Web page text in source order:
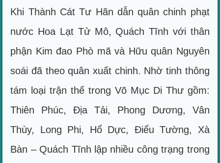
Khi Thành Cát Tư Hãn dẫn quân chinh phạt
nước Hoa Lạt Tử Mô, Quách Tĩnh với thân
phận Kim đao Phò mã và Hữu quân Nguyên
soái đã theo quân xuất chinh. Nhờ tinh thông
tám loại trận thế trong Võ Mục Di Thư gồm:
Thiên Phúc, Địa Tải, Phong Dương, Vân
Thùy, Long Phi, Hổ Dực, Điểu Tường, Xà
Bàn – Quách Tĩnh lập nhiều công trạng trong